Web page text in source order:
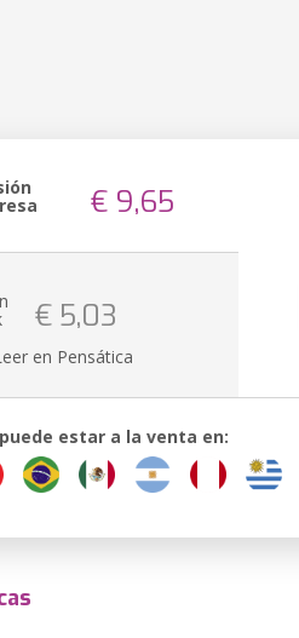
€ 9,65
€ 5,03
en Pensática
estar a la venta en: